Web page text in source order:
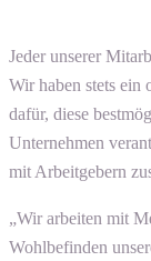
Jeder unserer
Wir haben stets ein
dafür, diese
Unternehmen
mit Arbeitgebern
„Wir arbeiten mit
Wohlbefinden